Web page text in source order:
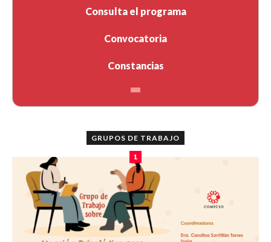
Consulta el programa
Convocatoria
Constancias
GRUPOS DE TRABAJO
1